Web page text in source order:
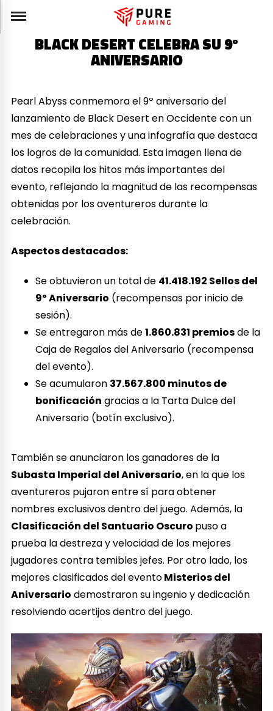
BLACK DESERT CELEBRA SU 9º
ANIVERSARIO
Pearl Abyss conmemora el 9º aniversario del
lanzamiento de Black Desert en Occidente con un
mes de celebraciones y una infografía que destaca
los logros de la comunidad. Esta imagen llena de
datos recopila los hitos más importantes del
evento, reflejando la magnitud de las recompensas
obtenidas por los aventureros durante la
celebración.
Aspectos destacados:
Se obtuvieron un total de 41.418.192 Sellos del
9º Aniversario (recompensas por inicio de
sesión).
Se entregaron más de1.860.831 premiosde la
Caja de Regalos del Aniversario (recompensa
del evento).
Se acumularon 37.567.800 minutos de
bonificación gracias a la Tarta Dulce del
Aniversario (botín exclusivo).
También se anunciaron los ganadores de la
Subasta Imperial del Aniversario, en la que los
aventureros pujaron entre sí para obtener
nombres exclusivos dentro del juego. Además, la
Clasificación del Santuario Oscuro puso a
prueba la destreza y velocidad de los mejores
jugadores contra temibles jefes. Por otro lado, los
mejores clasificados del eventoMisterios del
Aniversario demostraron su ingenio y dedicación
resolviendo acertijos dentro del juego.